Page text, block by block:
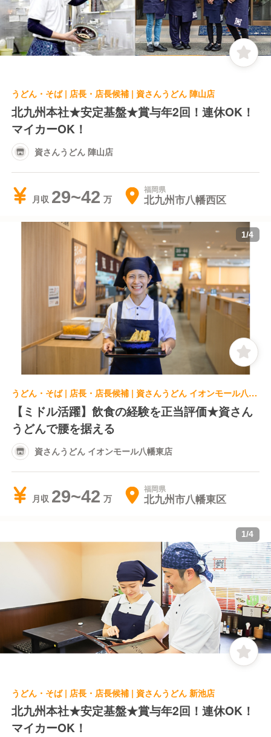
うどん・そば | 店長・店長候補 | 資さんうどん 陣山店
北九州本社★安定基盤★賞与年2回！連休OK！
マイカーOK！
資さんうどん 陣山店
月収 29~42 福岡県
北九州市八幡西区
1/4
うどん・そば | 店長・店長候補 | 資さんうどん イオンモール八幡東店
【ミドル活躍】飲食の経験を正当評価★資さん
うどんで腰を据える
資さんうどん イオンモール八幡東店
月収 29~42 福岡県
北九州市八幡東区
1/4
うどん・そば | 店長・店長候補 | 資さんうどん 新池店
北九州本社★安定基盤★賞与年2回！連休OK！
マイカーOK！